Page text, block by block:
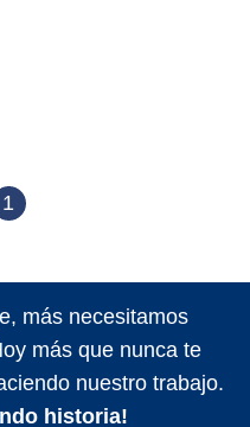
1
más necesitamos
más que nunca te
nuestro trabajo.
historia!